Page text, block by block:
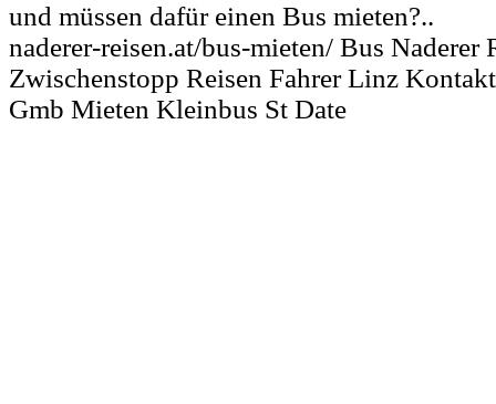
und müssen dafür einen Bus mieten?..
naderer-reisen.at/bus-mieten/ Bus Naderer
Zwischenstopp Reisen Fahrer Linz
Gmb Mieten Kleinbus St Date